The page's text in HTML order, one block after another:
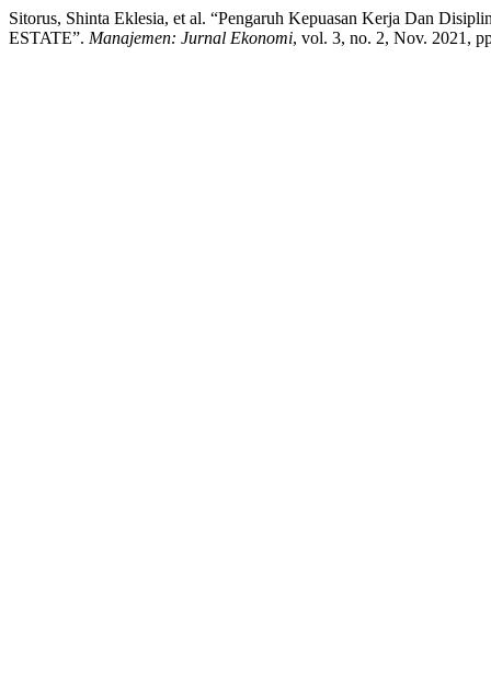
Sitorus, Shinta Eklesia, et al. “Pengaruh Kepuasan Kerja Dan
ESTATE”. Manajemen: Jurnal Ekonomi, vol. 3, no. 2, Nov. 2021,